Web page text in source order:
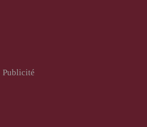
Publicité